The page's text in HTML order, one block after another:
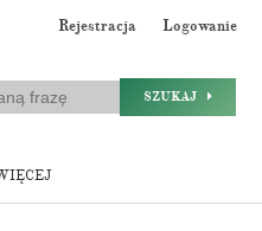
Rejestracja Logowanie
SZUKAJ